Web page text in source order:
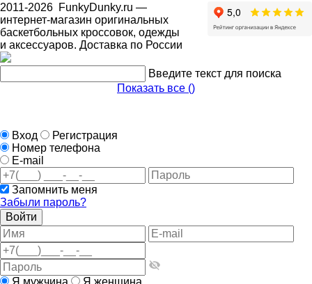
2011-2026 FunkyDunky.ru —
интернет-магазин оригинальных
баскетбольных кроссовок, одежды
и аксессуаров. Доставка по России
Введите текст для поиска
Показать все ()
Вход
Регистрация
Номер телефона
E-mail
Запомнить меня
Забыли пароль?
Войти
Я мужчина
Я женщина